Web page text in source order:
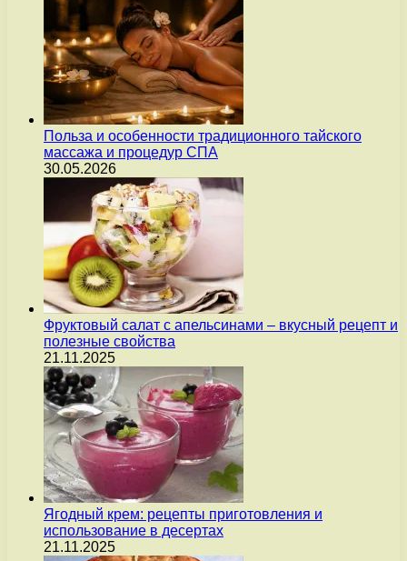
Польза и особенности традиционного тайского
массажа и процедур СПА
30.05.2026
Фруктовый салат с апельсинами – вкусный рецепт и
полезные свойства
21.11.2025
Ягодный крем: рецепты приготовления и
использование в десертах
21.11.2025